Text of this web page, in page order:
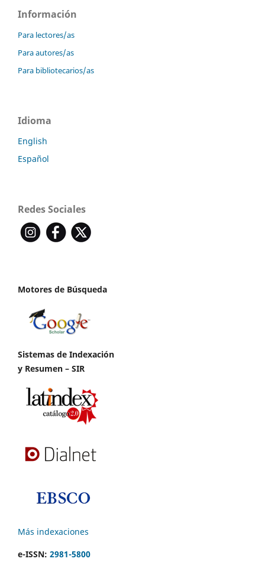
Información
Para lectores/as
Para autores/as
Para bibliotecarios/as
Idioma
English
Español
Redes Sociales
Motores de Búsqueda
Sistemas de Indexación
y Resumen – SIR
Más indexaciones
e-ISSN: 2981-5800